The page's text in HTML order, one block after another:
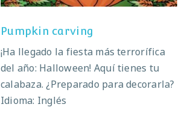
Pumpkin carving
¡Ha llegado la fiesta más terrorífica
del año: Halloween! Aquí tienes tu
calabaza. ¿Preparado para decorarla?
Idioma: Inglés